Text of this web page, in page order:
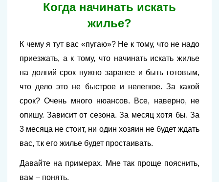
Когда начинать искать
жилье?
К чему я тут вас «пугаю»? Не к тому, что не надо
приезжать, а к тому, что начинать искать жилье
на долгий срок нужно заранее и быть готовым,
что дело это не быстрое и нелегкое. За какой
срок? Очень много нюансов. Все, наверно, не
опишу. Зависит от сезона. За месяц хотя бы. За
3 месяца не стоит, ни один хозяин не будет ждать
вас, т.к его жилье будет простаивать.
Давайте на примерах. Мне так проще пояснить,
вам – понять.